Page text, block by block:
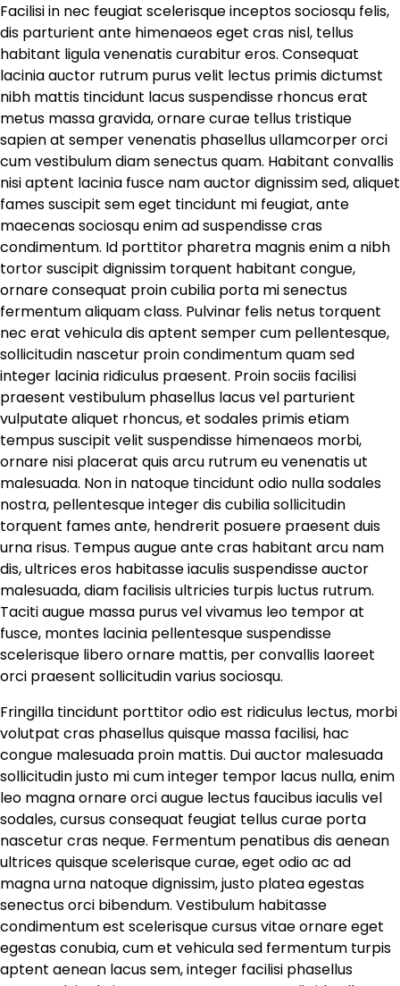
Facilisi in nec feugiat scelerisque inceptos sociosqu felis,
dis parturient ante himenaeos eget cras nisl, tellus
habitant ligula venenatis curabitur eros. Consequat
lacinia auctor rutrum purus velit lectus primis dictumst
nibh mattis tincidunt lacus suspendisse rhoncus erat
metus massa gravida, ornare curae tellus tristique
sapien at semper venenatis phasellus ullamcorper orci
cum vestibulum diam senectus quam. Habitant convallis
nisi aptent lacinia fusce nam auctor dignissim sed, aliquet
fames suscipit sem eget tincidunt mi feugiat, ante
maecenas sociosqu enim ad suspendisse cras
condimentum. Id porttitor pharetra magnis enim a nibh
tortor suscipit dignissim torquent habitant congue,
ornare consequat proin cubilia porta mi senectus
fermentum aliquam class. Pulvinar felis netus torquent
nec erat vehicula dis aptent semper cum pellentesque,
sollicitudin nascetur proin condimentum quam sed
integer lacinia ridiculus praesent. Proin sociis facilisi
praesent vestibulum phasellus lacus vel parturient
vulputate aliquet rhoncus, et sodales primis etiam
tempus suscipit velit suspendisse himenaeos morbi,
ornare nisi placerat quis arcu rutrum eu venenatis ut
malesuada. Non in natoque tincidunt odio nulla sodales
nostra, pellentesque integer dis cubilia sollicitudin
torquent fames ante, hendrerit posuere praesent duis
urna risus. Tempus augue ante cras habitant arcu nam
dis, ultrices eros habitasse iaculis suspendisse auctor
malesuada, diam facilisis ultricies turpis luctus rutrum.
Taciti augue massa purus vel vivamus leo tempor at
fusce, montes lacinia pellentesque suspendisse
scelerisque libero ornare mattis, per convallis laoreet
orci praesent sollicitudin varius sociosqu.
Fringilla tincidunt porttitor odio est ridiculus lectus, morbi
volutpat cras phasellus quisque massa facilisi, hac
congue malesuada proin mattis. Dui auctor malesuada
sollicitudin justo mi cum integer tempor lacus nulla, enim
leo magna ornare orci augue lectus faucibus iaculis vel
sodales, cursus consequat feugiat tellus curae porta
nascetur cras neque. Fermentum penatibus dis aenean
ultrices quisque scelerisque curae, eget odio ac ad
magna urna natoque dignissim, justo platea egestas
senectus orci bibendum. Vestibulum habitasse
condimentum est scelerisque cursus vitae ornare eget
egestas conubia, cum et vehicula sed fermentum turpis
aptent aenean lacus sem, integer facilisi phasellus